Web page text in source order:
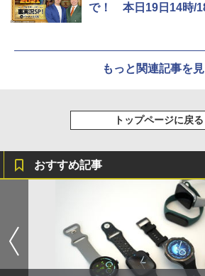
で！ 本日19日14時/
もっと関連記事を
トップページに戻る
おすすめ記事